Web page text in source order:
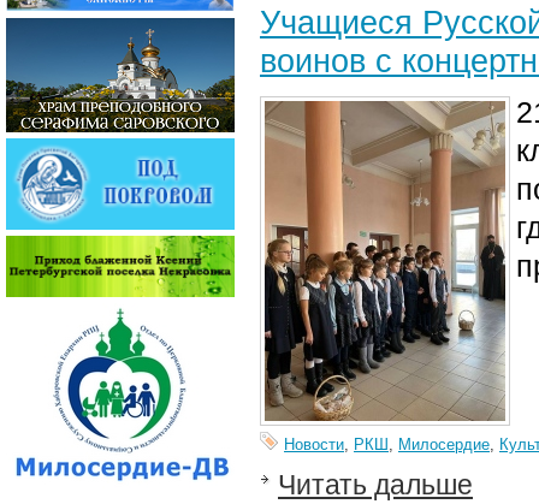
Учащиеся
воинов с
Новости, РКШ , Милосердие,
Читать дальше